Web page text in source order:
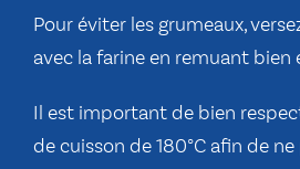
Pour éviter les grumeaux,
avec la farine en remuant bien
Il est important de bien
de cuisson de 180°C afin de